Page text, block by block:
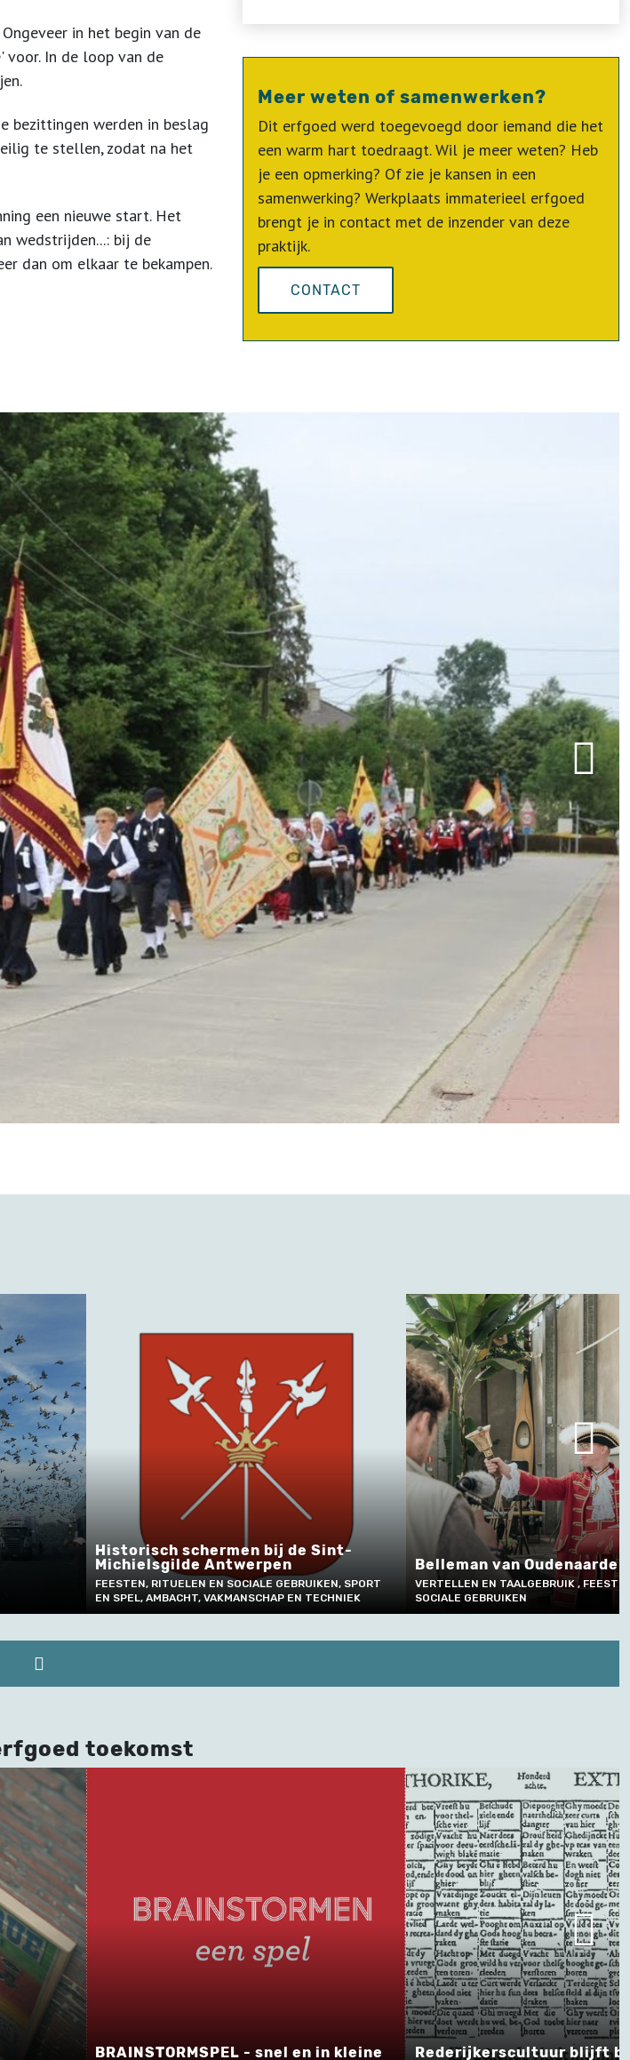
in het begin van de
In de loop van de
bezittingen werden in beslag
te stellen, zodat na het
een nieuwe start. Het
wedstrijden...: bij de
dan om elkaar te bekampen.
Meer weten of samenwerken?
Dit erfgoed werd toegevoegd door iemand die het
een warm hart toedraagt. Wil je meer weten? Heb
je een opmerking? Of zie je kansen in een
samenwerking? Werkplaats immaterieel erfgoed
brengt je in contact met de inzender van deze
praktijk.
CONTACT
SPORT
Belleman van Oudenaarde
VERTELLEN EN TAALGEBRUIK , FEESTEN, RITUELEN EN
SOCIALE GEBRUIKEN
Het uitblazen van kaarsjes
verjaardagstaart
FEESTEN, RITUELEN EN SOCIALE
toekomst
BRAINSTORMSPEL - snel en in kleine
Rederijkerscultuur blijft